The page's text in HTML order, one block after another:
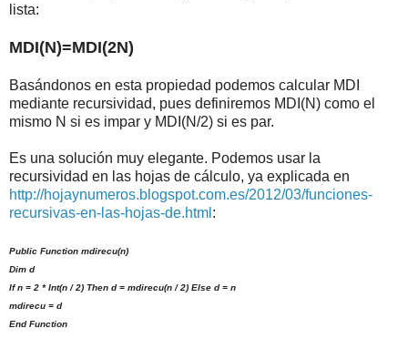
lista:
MDI(N)=MDI(2N)
Basándonos en esta propiedad podemos calcular MDI
mediante recursividad, pues definiremos MDI(N) como el
mismo N si es impar y MDI(N/2) si es par.
Es una solución muy elegante. Podemos usar la
recursividad en las hojas de cálculo, ya explicada en
http://hojaynumeros.blogspot.com.es/2012/03/funciones-
recursivas-en-las-hojas-de.html :
Public Function mdirecu(n)
Dim d
If n = 2 * Int(n / 2) Then d = mdirecu(n / 2) Else d = n
mdirecu = d
End Function